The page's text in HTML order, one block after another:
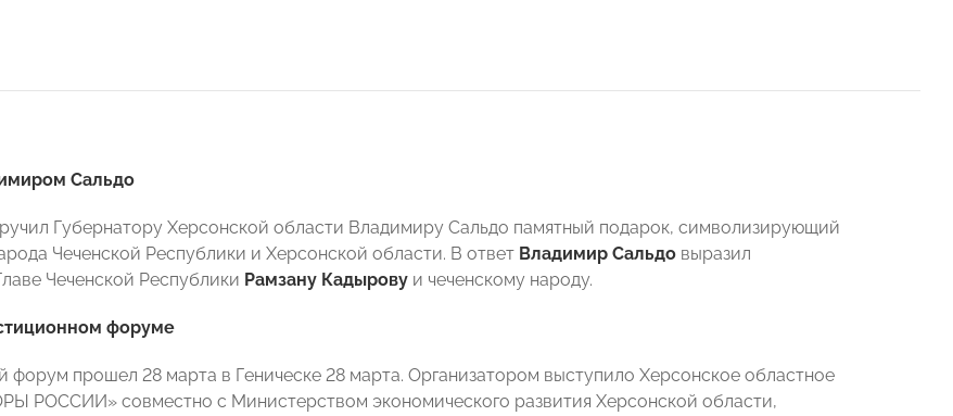
Сальдо
Губернатору Херсонской области Владимиру Сальдо памятный подарок, символизирующий
Чеченской Республики и Херсонской области. В ответ Владимир Сальдо выразил
Чеченской Республики Рамзану Кадырову и чеченскому народу.
форуме
форум прошел 28 марта в Геническе 28 марта. Организатором выступило Херсонское областное
РОССИИ» совместно с Министерством экономического развития Херсонской области,